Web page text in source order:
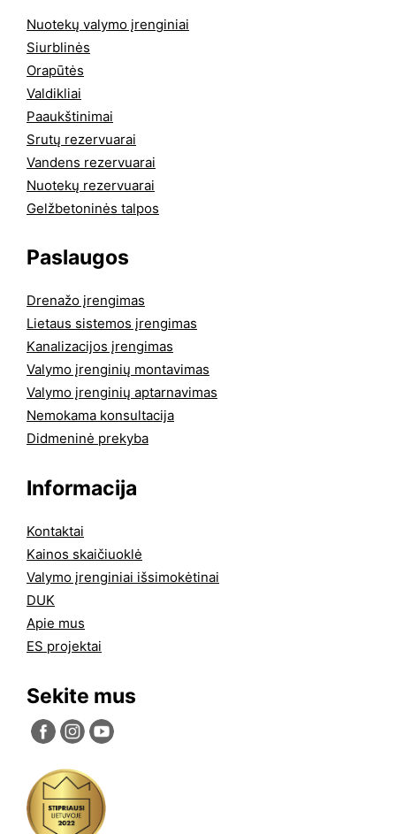
Nuotekų valymo įrenginiai
Siurblinės
Orapūtės
Valdikliai
Paaukštinimai
Srutų rezervuarai
Vandens rezervuarai
Nuotekų rezervuarai
Gelžbetoninės talpos
Paslaugos
Drenažo įrengimas
Lietaus sistemos įrengimas
Kanalizacijos įrengimas
Valymo įrenginių montavimas
Valymo įrenginių aptarnavimas
Nemokama konsultacija
Didmeninė prekyba
Informacija
Kontaktai
Kainos skaičiuoklė
Valymo įrenginiai išsimokėtinai
DUK
Apie mus
ES projektai
Sekite mus